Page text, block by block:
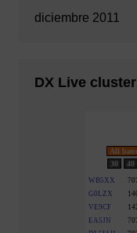
diciembre 2011
DX Live cluster